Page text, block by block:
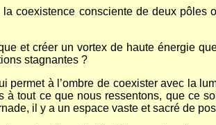
coexistence consciente de deux
et créer un vortex de haute énergie
stagnantes ?
permet à l’ombre de coexister avec la
tout ce que nous ressentons, que ce
il y a un espace vaste et sacré de